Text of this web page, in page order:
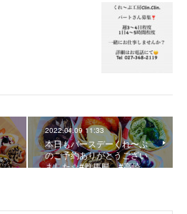
2022.04.09 11:33
本日もバースデーくれ〜ぷ
のご予約ありがとうござい
ました☆#群馬県 #高崎…